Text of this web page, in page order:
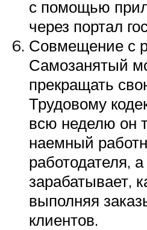
с помощью
через портал
Совмещение с
Самозанятый
прекращать
Трудовому
всю неделю он
наемный
работодателя,
зарабатывает,
выполняя
клиентов.